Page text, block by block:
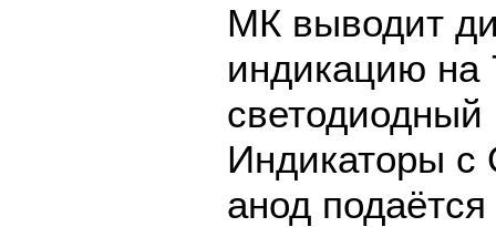
МК выводит
индикацию на
светодиодный
Индикаторы с
анод